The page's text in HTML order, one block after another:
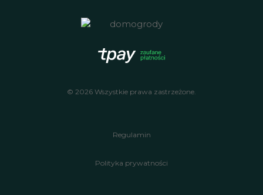
© 2026 Wszystkie prawa zastrzeżone.
Regulamin
Polityka prywatności